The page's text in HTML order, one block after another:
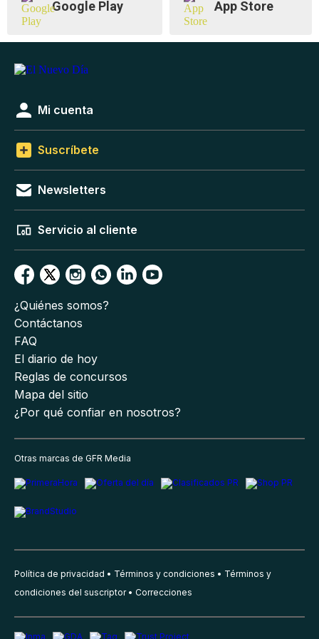
Google Play App Store
Mi cuenta
Suscríbete
Newsletters
Servicio al cliente
¿Quiénes somos?
Contáctanos
FAQ
El diario de hoy
Reglas de concursos
Mapa del sitio
¿Por qué confiar en nosotros?
Otras marcas de GFR Media
Política de privacidad Términos y condiciones
Términos y
condiciones del suscriptor
Correcciones